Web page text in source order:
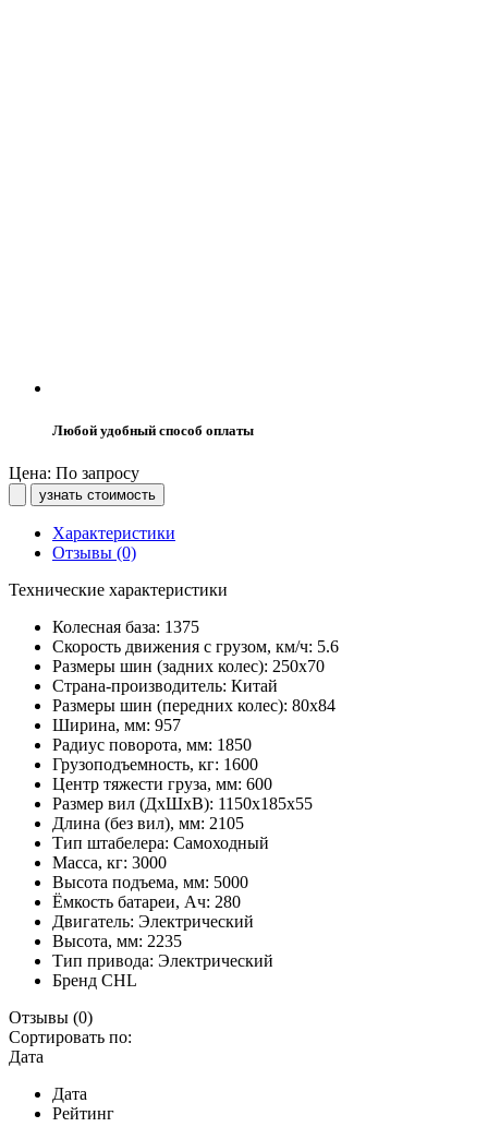
Любой удобный способ оплаты
Цена: По запросу
узнать стоимость
Характеристики
Отзывы (0)
Технические характеристики
Колесная база: 1375
Скорость движения с грузом, км/ч: 5.6
Размеры шин (задних колес): 250х70
Страна-производитель: Китай
Размеры шин (передних колес): 80х84
Ширина, мм: 957
Радиус поворота, мм: 1850
Грузоподъемность, кг: 1600
Центр тяжести груза, мм: 600
Размер вил (ДхШхВ): 1150х185х55
Длина (без вил), мм: 2105
Тип штабелера: Самоходный
Масса, кг: 3000
Высота подъема, мм: 5000
Ёмкость батареи, Ач: 280
Двигатель: Электрический
Высота, мм: 2235
Тип привода: Электрический
Бренд CHL
Отзывы (0)
Сортировать по:
Дата
Дата
Рейтинг